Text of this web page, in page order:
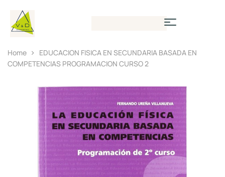
Home
EDUCACION FISICA EN SECUNDARIA BASADA EN
COMPETENCIAS PROGRAMACION CURSO 2